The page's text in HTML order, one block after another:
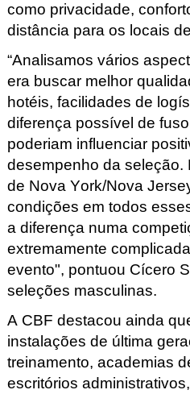
como privacidade,
distância para os locais
“Analisamos vários
era buscar melhor
hotéis, facilidades de
diferença possível de
poderiam influenciar
desempenho da seleção.
de Nova York/Nova
condições em todos
a diferença numa
extremamente
evento", pontuou Cícero
seleções masculinas.
A CBF destacou ainda
instalações de última
treinamento, academias
escritórios